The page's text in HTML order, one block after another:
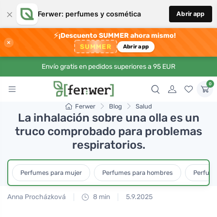
× Ferwer: perfumes y cosmética Abrir app
×
⚡¡Descuento SUMMER ahora mismo!
SUMMER Abrir app
Envío gratis en pedidos superiores a 95 EUR
0
Ferwer Blog Salud
La inhalación sobre una olla es un
truco comprobado para problemas
respiratorios.
Perfumes para mujer Perfumes para hombres
Anna Procházková 8 min 5.9.2025